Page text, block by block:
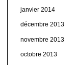
janvier 2014
décembre 2013
novembre 2013
octobre 2013